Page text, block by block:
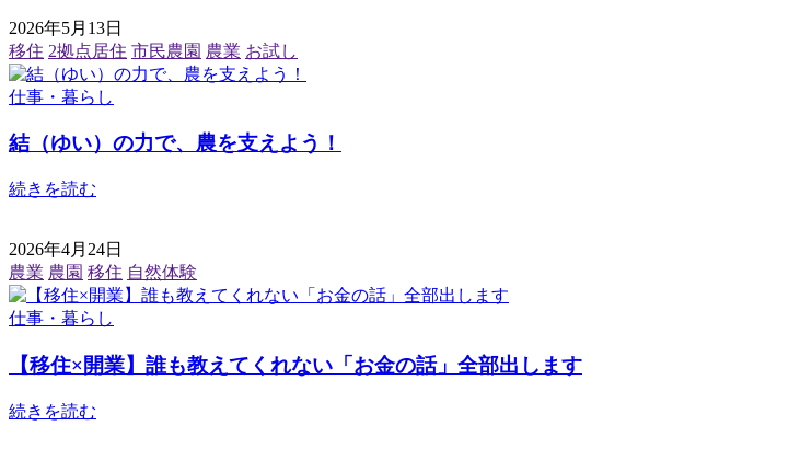
2026年5月13日
移住 2拠点居住 市民農園 農業 お試し
仕事・暮らし
結（ゆい）の力で、農を支えよう！
続きを読む
2026年4月24日
農業 農園 移住 自然体験
仕事・暮らし
【移住×開業】誰も教えてくれない「お金の話」全部出します
続きを読む